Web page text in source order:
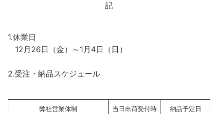
記
1.休業日
12月26日（金）～1月4日（日）
2.受注・納品スケジュール
弊社営業体制
当日出荷受付時
納品予定日